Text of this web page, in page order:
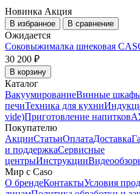
Новинка Акция
В избранное В сравнение
Ожидается
Соковыжималка шнековая
30 200 ₽
В корзину
Каталог
ВакуумированиеВинные
печиТехника для кухни
vide)Приготовление напитков
Покупателю
АкцииСтатьиОплатаДоставка
и поддержкаСервисные
центрыИнструкции
Мир с Caso
О брендеКонтактыУсловия